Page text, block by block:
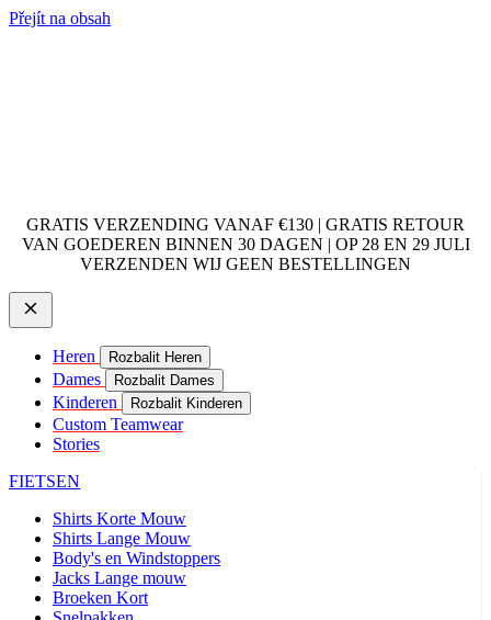
Přejít na obsah
GRATIS VERZENDING VANAF €130 | GRATIS RETOUR
VAN GOEDEREN BINNEN 30 DAGEN | OP 28 EN 29 JULI
VERZENDEN WIJ GEEN BESTELLINGEN
Heren Rozbalit Heren
Dames Rozbalit Dames
Kinderen Rozbalit Kinderen
Custom Teamwear
Stories
FIETSEN
Shirts Korte Mouw
Shirts Lange Mouw
Body's en Windstoppers
Jacks Lange mouw
Broeken Kort